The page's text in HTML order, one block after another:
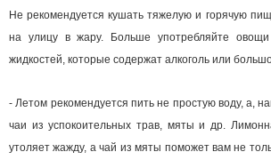
Не рекомендуется кушать тяжелую и горячую
на улицу в жару. Больше употребляйте
жидкостей, которые содержат алкоголь или
- Летом рекомендуется пить не простую воду, а,
чаи из успокоительных трав, мяты и др.
утоляет жажду, а чай из мяты поможет вам не